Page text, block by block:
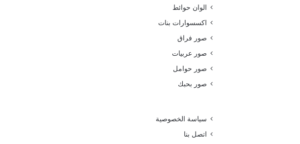
الوان حوائط
اكسسوارات بنات
صور فراق
صور عربيات
صور حوامل
صور بحبك
سياسة الخصوصية
اتصل بنا